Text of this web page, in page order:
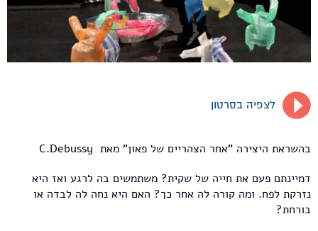
לצפיה בסרטון
בהשראת היצירה "אחר הצהריים של פאון" מאת C.Debussy
דמיינתם פעם את חייה של שקית? משתמשים בה לרגע ואז היא
נזרקת לפח. ומה קורה לה אחר כך? האם היא נחה לה לבדה או
בורחת?